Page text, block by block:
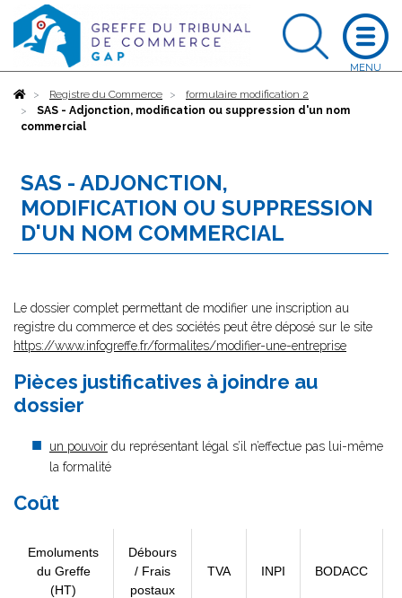
AccueilRegistre du Commerce
formulaire modification 2
SAS - Adjonction, modification ou suppression d'un nom
commercial
SAS - ADJONCTION,
MODIFICATION OU SUPPRESSION
D'UN NOM COMMERCIAL
Le dossier complet permettant de modifier une inscription au
registre du commerce et des sociétés peut être déposé sur le site
https://www.infogreffe.fr/formalites/modifier-une-entreprise
Pièces justificatives à joindre au
dossier
un pouvoir du représentant légal s’il n’effectue pas lui-même
la formalité
Coût
Emoluments
du Greffe
(HT)
Débours
/ Frais
postaux
TVA INPI BODACC